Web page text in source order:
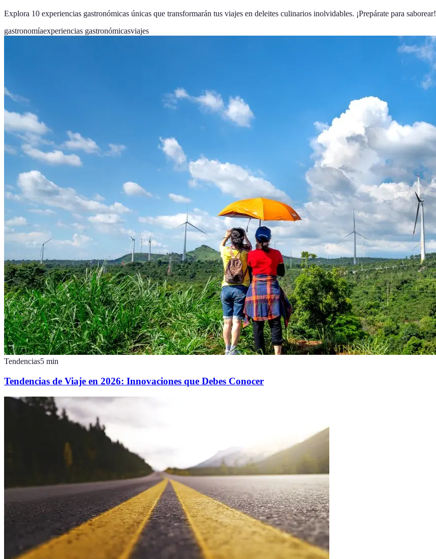
Explora 10 experiencias gastronómicas únicas que transformarán tus viajes en deleites culinarios inolvidables. ¡Prepárate para saborear!
gastronomíaexperiencias gastronómicasviajes
Tendencias5 min
Tendencias de Viaje en 2026: Innovaciones que Debes Conocer